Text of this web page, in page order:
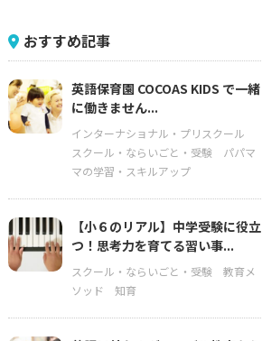
おすすめ記事
英語保育園 COCOAS KIDS で一緒
に働きません...
インターナショナル・プリスクール
スクール・ならいごと・受験
パパマ
マの学習・スキルアップ
【小６のリアル】中学受験に役立
つ！思考力を育てる習い事...
スクール・ならいごと・受験
教育メ
ソッド
知育